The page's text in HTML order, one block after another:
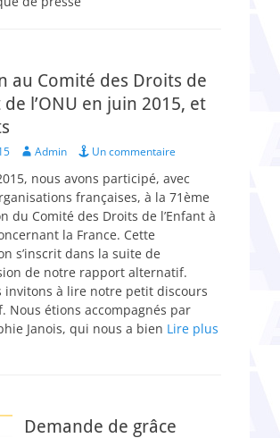
au Comité des Droits de
de l’ONU en juin 2015, et
Author
Admin Un commentaire
nous avons participé, avec
françaises, à la 71ème
du Comité des Droits de l’Enfant à
la France. Cette
s’inscrit dans la suite de
de notre rapport alternatif.
invitons à lire notre petit discours
Nous étions accompagnés par
Janois, qui nous a bien Lire plus
Demande de grâce